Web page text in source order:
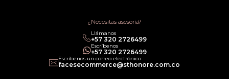
Política legal de Gift Cards¿Necesitas asesoría?
Llámanos
‎+57 320 2726499
Escríbenos
‎+57 320 2726499
Escríbenos un correo electrónico
facesecommerce@sthonore.com.co